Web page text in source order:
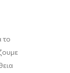
το